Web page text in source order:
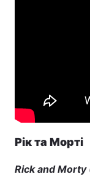
Рік та Морті
Rick and Morty